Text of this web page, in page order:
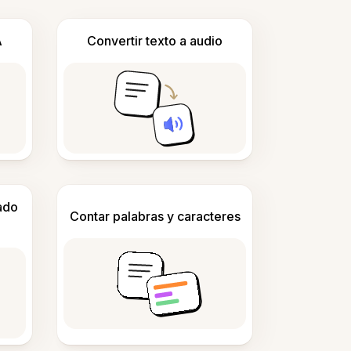
Convertir texto a audio
Contar palabras y caracteres